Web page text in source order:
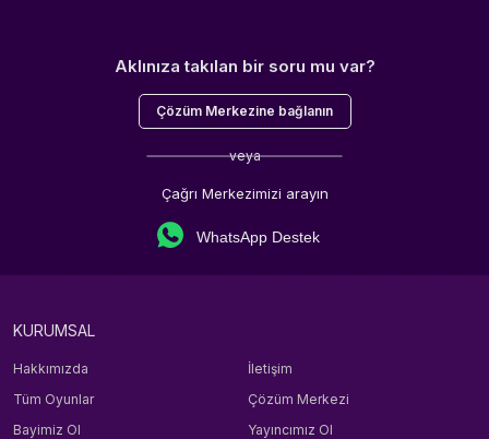
Aklınıza takılan bir soru mu var?
Çözüm Merkezine bağlanın
veya
Çağrı Merkezimizi arayın
WhatsApp Destek
KURUMSAL
Hakkımızda
İletişim
Tüm Oyunlar
Çözüm Merkezi
Bayimiz Ol
Yayıncımız Ol